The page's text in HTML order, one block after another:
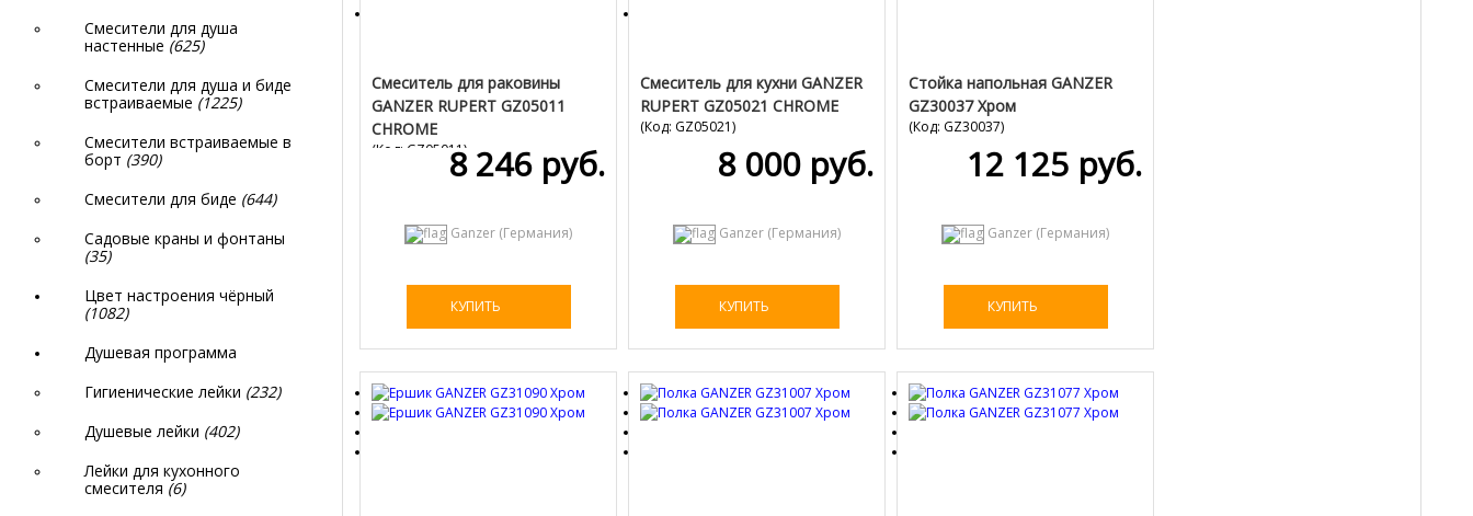
Cмеситель для раковины
GANZER RUPERT GZ05011
CHROME
(Код: GZ05011)
8 246 руб.
Ganzer (Германия)
КУПИТЬ
Смеситель для кухни GANZER
RUPERT GZ05021 CHROME
(Код: GZ05021)
8 000 руб.
Ganzer (Германия)
КУПИТЬ
Стойка напольная GANZER
GZ30037 Хром
(Код: GZ30037)
12 125 руб.
Ganzer (Германия)
КУПИТЬ
Смесители для душа
настенные (625)
Смесители для душа и биде
встраиваемые (1225)
Смесители встраиваемые в
борт (390)
Смесители для биде (644)
Садовые краны и фонтаны
(35)
Цвет настроения чёрный
(1082)
Душевая программа
Гигиенические лейки (232)
Душевые лейки (402)
Лейки для кухонного
смесителя (6)